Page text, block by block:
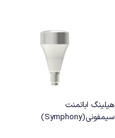
هیلینگ اباتمنت
سیمفونی(Symphony)